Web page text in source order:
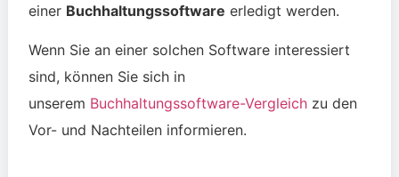
einer Buchhaltungssoftware erledigt werden.
Wenn Sie an einer solchen Software interessiert
sind, können Sie sich in
unserem Buchhaltungssoftware-Vergleichzu den
Vor- und Nachteilen informieren.